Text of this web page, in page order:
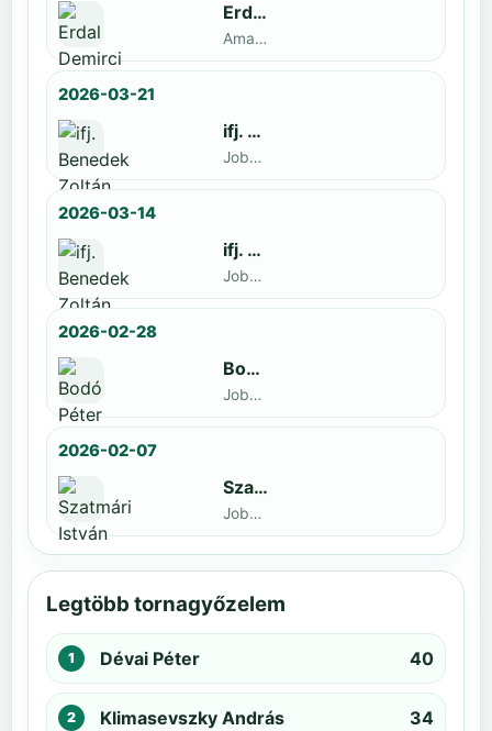
Erdal Demirci
Amatőr · döntős: Enyedi Gergely
2026-03-21
ifj. Benedek Zoltán
Jobbak · döntős: Szatmári István
2026-03-14
ifj. Benedek Zoltán
Jobbak · döntős: id. Benedek Zoltán
2026-02-28
Bodó Péter
Jobbak · döntős: Kocsó Sándor
2026-02-07
Szatmári István
Jobbak · döntős: Kiss Barnabás
Legtöbb tornagyőzelem
Dévai Péter 40
Klimasevszky András 34